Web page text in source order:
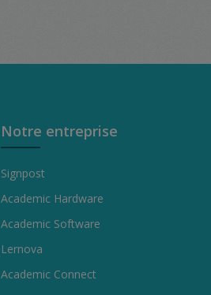
Notre entreprise
Signpost
Academic Hardware
Academic Software
Lernova
Academic Connect